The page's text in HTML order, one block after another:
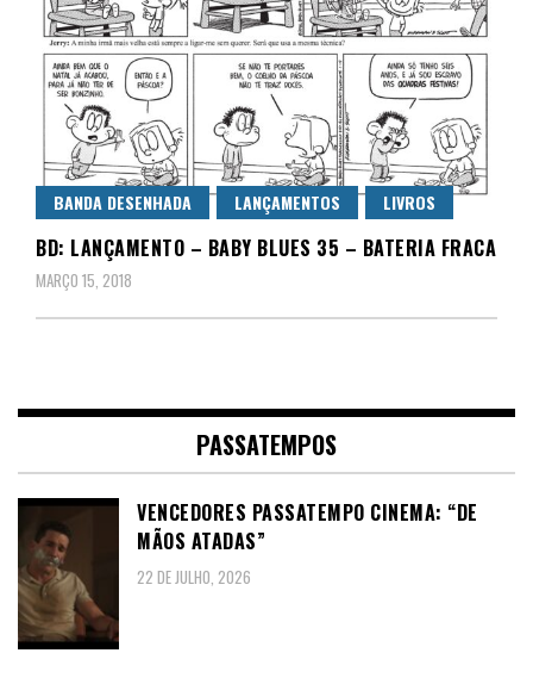
BANDA DESENHADA LANÇAMENTOS LIVROS
BD: LANÇAMENTO – BABY BLUES 35 – BATERIA FRACA
MARÇO 15, 2018
PASSATEMPOS
VENCEDORES PASSATEMPO CINEMA: “DE
MÃOS ATADAS”
22 DE JULHO, 2026